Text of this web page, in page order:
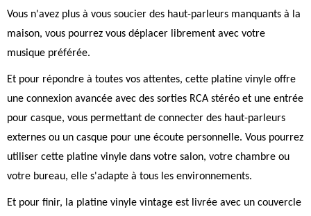
Vous n'avez plus à vous soucier des haut-parleurs manquants à la
maison, vous pourrez vous déplacer librement avec votre
musique préférée.
Et pour répondre à toutes vos attentes, cette platine vinyle offre
une connexion avancée avec des sorties RCA stéréo et une entrée
pour casque, vous permettant de connecter des haut-parleurs
externes ou un casque pour une écoute personnelle. Vous pourrez
utiliser cette platine vinyle dans votre salon, votre chambre ou
votre bureau, elle s'adapte à tous les environnements.
Et pour finir, la platine vinyle vintage est livrée avec un couvercle